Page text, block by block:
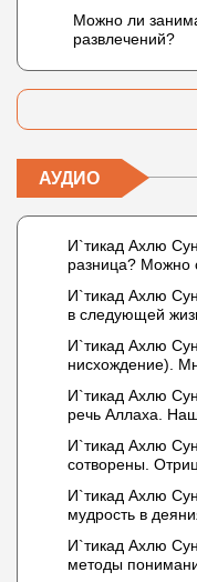
Можно ли
развлечений?
АУДИО
И`тикад Ахлю
разница? Можно
И`тикад Ахлю
в следующей
Усмана ибн
дела и познание
И`тикад Ахлю
нисхождение).
описывается
И`тикад Ахлю
речь Аллаха.
И`тикад Ахлю
сотворены.
И`тикад Ахлю
мудрость в
не пришло в
Таймийи
И`тикад Ахлю
методы